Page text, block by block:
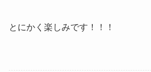
とにかく楽しみです！！！